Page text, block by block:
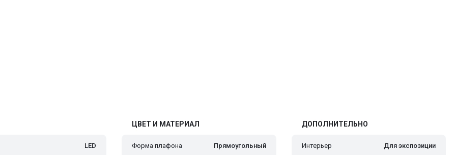
LED
ЦВЕТ И МАТЕРИАЛ
Форма плафона
Прямоугольный
ДОПОЛНИТЕЛЬНО
Интерьер
Для экспозиции